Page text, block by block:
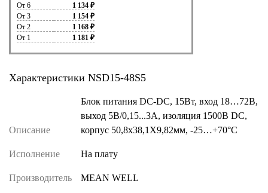
От 6
1 134 ₽
От 3
1 154 ₽
От 2
1 168 ₽
От 1
1 181 ₽
Характеристики NSD15-48S5
Описание
Блок питания DC-DC, 15Вт, вход 18…72В,
выход 5В/0,15...3А, изоляция 1500В DC,
корпус 50,8х38,1Х9,82мм, -25…+70°С
Исполнение На плату
Производитель MEAN WELL